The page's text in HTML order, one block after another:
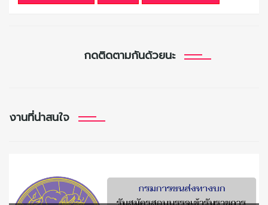
กดติดตามกันด้วยนะ
งานที่น่าสนใจ